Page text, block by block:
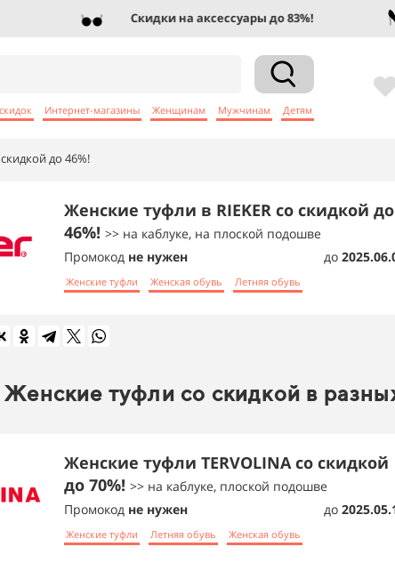
Скидки на аксессуары до 83%!
Интернет-магазины Женщинам Мужчинам Детям
до 46%!
Женские туфли в RIEKER со скидкой до
46%! >> на каблуке, на плоской подошве
Промокод не нужен до
Женские туфли Женская обувь Летняя обувь
Женские туфли со скидкой в
Женские туфли TERVOLINA со скидкой
до 70%! >> на каблуке, плоской подошве
Промокод не нужен до
Женские туфли Летняя обувь Женская обувь